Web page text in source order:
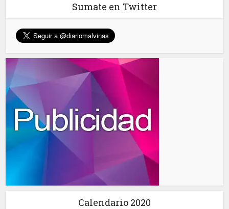
Sumate en Twitter
Calendario 2020